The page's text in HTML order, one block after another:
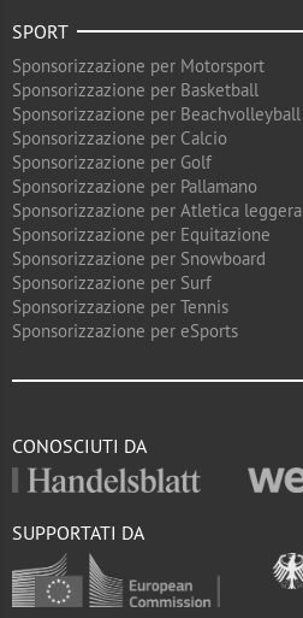
SPORT
Sponsorizzazione per Motorsport
Sponsorizzazione per Basketball
Sponsorizzazione per Beachvolleyball
Sponsorizzazione per Calcio
Sponsorizzazione per Golf
Sponsorizzazione per Pallamano
Sponsorizzazione per Atletica leggera
Sponsorizzazione per Equitazione
Sponsorizzazione per Snowboard
Sponsorizzazione per Surf
Sponsorizzazione per Tennis
Sponsorizzazione per eSports
CONOSCIUTI DA
SUPPORTATI DA